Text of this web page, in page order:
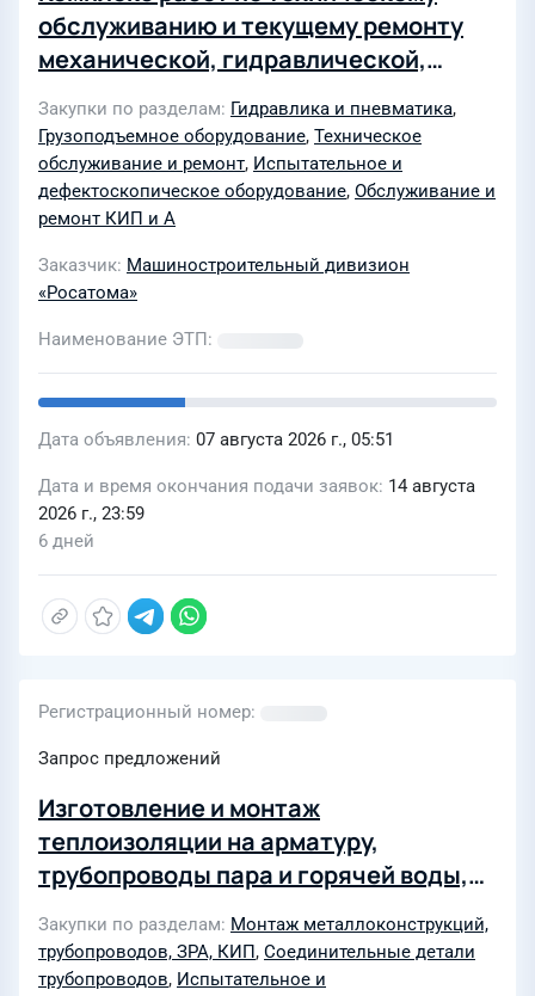
обслуживанию и текущему ремонту
механической, гидравлической,
электронной частей
технологического, подъемно-
транспортного и лабораторно-
испытательного оборудования
Закупки по разделам Гидравлика и пневматика,
Грузоподъемное оборудование, Техническое
обслуживание и ремонт, Испытательное и
дефектоскопическое оборудование, Обслуживание и
ремонт КИП и А
Заказчик Машиностроительный дивизион
«Росатома»
Наименование ЭТП
Дата объявления 07 августа 2026 г., 05:51
Дата и время окончания подачи заявок 14 августа
2026 г., 23:59
6 дней
Регистрационный номер
Запрос предложений
Изготовление и монтаж
теплоизоляции на арматуру,
трубопроводы пара и горячей воды,
проведения работ по модернизации
стенда для испытаний ПТУ инв.
Закупки по разделам Монтаж металлоконструкций,
трубопроводов, ЗРА, КИП, Соединительные детали
трубопроводов, Испытательное и